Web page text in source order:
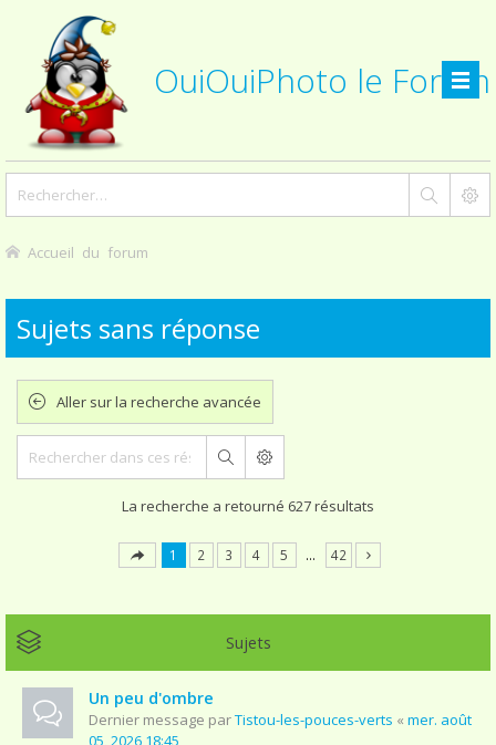
OuiOuiPhoto le Forum
Accueil du forum
Sujets sans réponse
Aller sur la recherche avancée
Rechercher
La recherche a retourné 627 résultats
1 2 3 4 5 … 42
Sujets
Un peu d'ombre
Dernier message parTistou-les-pouces-verts « mer. août
05, 2026 18:45